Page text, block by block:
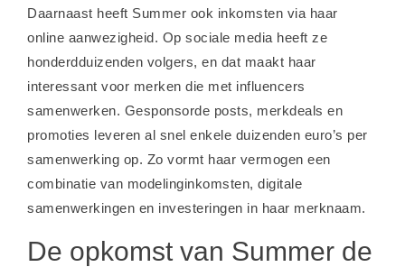
Daarnaast heeft Summer ook inkomsten via haar
online aanwezigheid. Op sociale media heeft ze
honderdduizenden volgers, en dat maakt haar
interessant voor merken die met influencers
samenwerken. Gesponsorde posts, merkdeals en
promoties leveren al snel enkele duizenden euro’s per
samenwerking op. Zo vormt haar vermogen een
combinatie van modelinginkomsten, digitale
samenwerkingen en investeringen in haar merknaam.
De opkomst van Summer de